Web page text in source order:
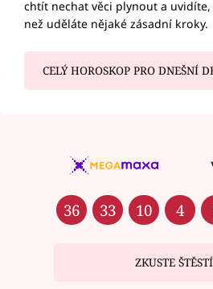
chtít nechat věci plynout a
než uděláte nějaké zásadní kroky.
CELÝ HOROSKOP PRO DNEŠNÍ
36 33 10 4
ZKUSTE ŠTĚSTÍ